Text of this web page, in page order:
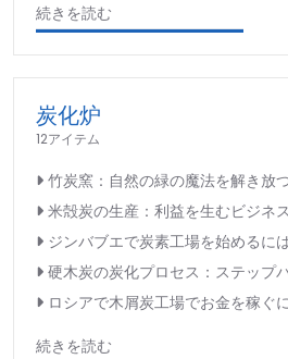
続きを読む
炭化炉
12アイテム
竹炭窯：自然の緑の魔法を解き放
米殻炭の生産：利益を生むビジネ
ジンバブエで炭素工場を始めるに
硬木炭の炭化プロセス：ステップ
ロシアで木屑炭工場でお金を稼ぐ
続きを読む